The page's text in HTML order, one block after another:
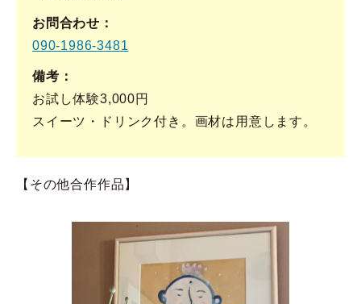
お問合わせ
090-1986-3481
備考
お試し体験3,000円
スイーツ・ドリンク付き。画材は用意します。
【その他合作作品】